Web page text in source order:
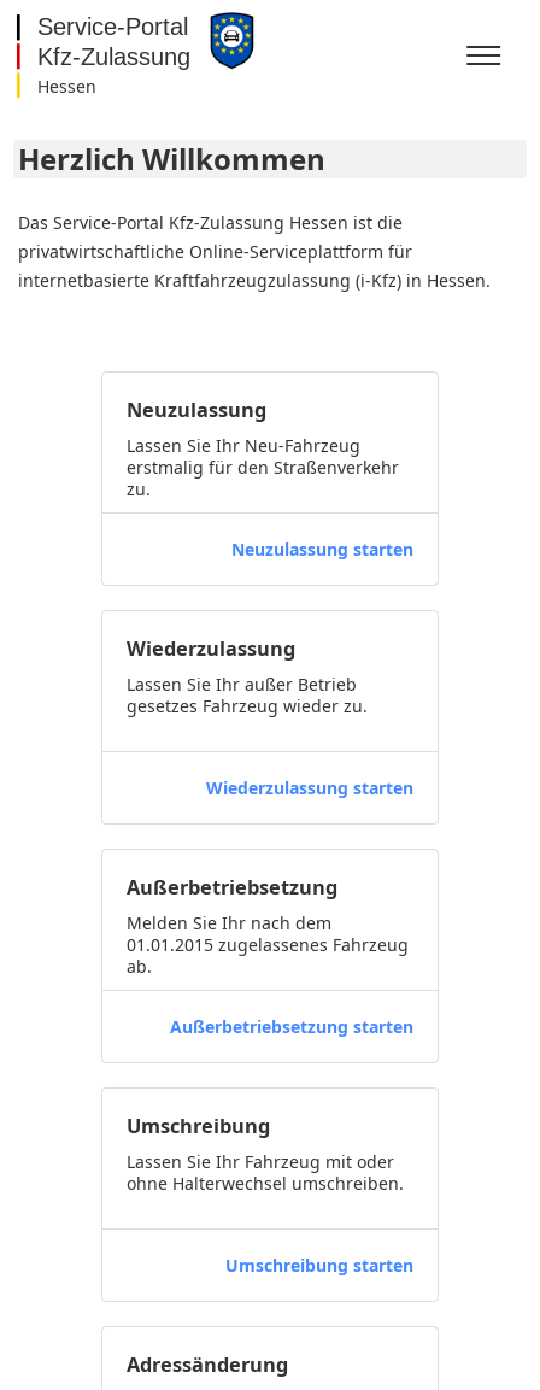
Hessen
Berlin
Bremen
Hamburg
Hessen
Rheinland-Pfalz
Saarland
Sachsen-Anhalt
Schleswig-Holstein
Thüringen
Herzlich Willkommen
Das Service-Portal Kfz-Zulassung Hessen ist die
privatwirtschaftliche Online-Serviceplattform für
internetbasierte Kraftfahrzeugzulassung (i-Kfz) in Hessen.
Neuzulassung
Lassen Sie Ihr Neu-Fahrzeug
erstmalig für den Straßenverkehr
zu.
Neuzulassung starten
Wiederzulassung
Lassen Sie Ihr außer Betrieb
gesetzes Fahrzeug wieder zu.
Wiederzulassung starten
Außerbetriebsetzung
Melden Sie Ihr nach dem
01.01.2015 zugelassenes Fahrzeug
ab.
Außerbetriebsetzung starten
Umschreibung
Lassen Sie Ihr Fahrzeug mit oder
ohne Halterwechsel umschreiben.
Umschreibung starten
Adressänderung